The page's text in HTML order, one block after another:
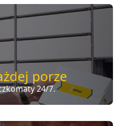
porze
24/7.